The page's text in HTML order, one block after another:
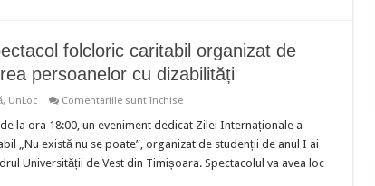
și
Zilei
Mondiale
a
folcloric caritabil organizat de
persoanelor cu dizabilități
, UnLoc Comentariile sunt închisepentru
există
se
poate”
–
la ora 18:00, un eveniment dedicat Zilei Internaționale a
„Nu există nu se poate”, organizat de studenții de anul I ai
Universității de Vest din Timișoara. Spectacolul va avea loc